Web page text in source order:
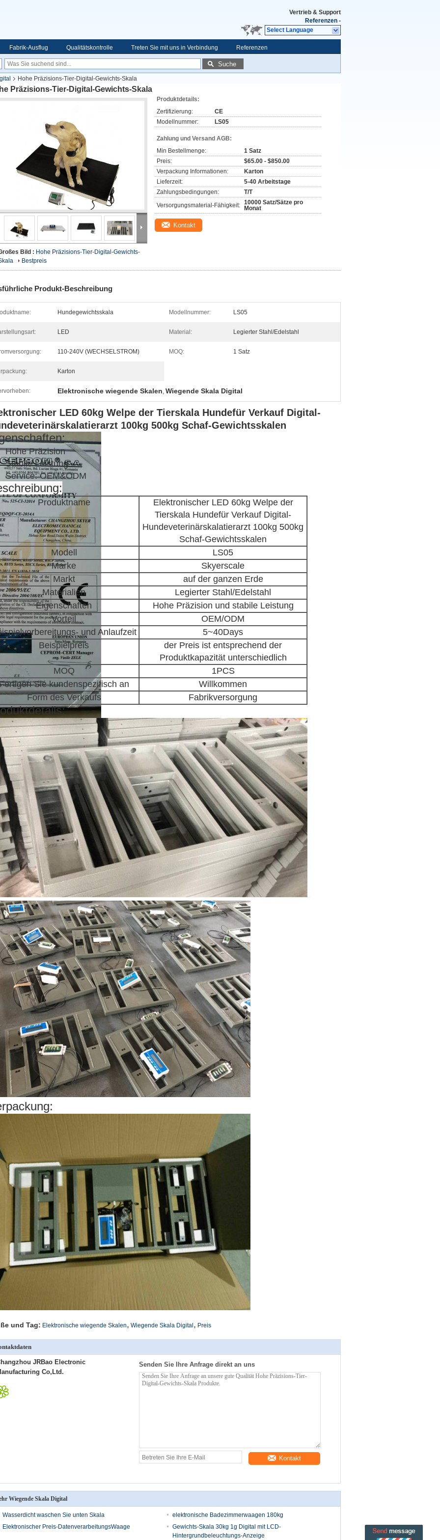
Vertrieb & Support
Referenzen -
Select Language
Fabrik-Ausflug Qualitätskontrolle Treten Sie mit uns in Verbindung Referenzen
Suche
Hohe Präzisions-Tier-Digital-Gewichts-Skala
Präzisions-Tier-Digital-Gewichts-Skala
Bild : Hohe Präzisions-Tier-Digital-Gewichts-
Bestpreis
Produktdetails:
Zertifizierung:
CE
Modellnummer:
LS05
Zahlung und Versand AGB:
Min Bestellmenge:
1 Satz
Preis:
$65.00 - $850.00
Verpackung Informationen:
Karton
Lieferzeit:
5-40 Arbeitstage
Zahlungsbedingungen:
T/T
Versorgungsmaterial-Fähigkeit: 10000 Satz/Sätze pro
Monat
Kontakt
Produkt-Beschreibung
Hundegewichtsskala Modellnummer: LS05
LED Material: Legierter Stahl/Edelstahl
110-240V (WECHSELSTROM) MOQ: 1 Satz
Karton
Elektronische wiegende Skalen, Wiegende Skala Digital
LED 60kg Welpe der Tierskala Hundefür Verkauf Digital-
100kg 500kg Schaf-Gewichtsskalen
Hohe Präzision
Stabile Leistung
Service: OEM&ODM
Produktname
Elektronischer LED 60kg Welpe der
Tierskala Hundefür Verkauf Digital-
Hundeveterinärskalatierarzt 100kg 500kg
Schaf-Gewichtsskalen
Modell
LS05
Marke
Skyerscale
Markt
auf der ganzen Erde
Materialien
Legierter Stahl/Edelstahl
Eigenschaften
Hohe Präzision und stabile Leistung
Vorteil
OEM/ODM
und Anlaufzeit
5~40Days
Beispielpreis
der Preis ist entsprechend der
Produktkapazität unterschiedlich
MOQ
1PCS
Sie kundenspezifisch an
Willkommen
Form des Verkaufs
Fabrikversorgung
und Tag: Elektronische wiegende Skalen, Wiegende Skala Digital , Preis
JRBao Electronic
Co,Ltd.
Senden Sie Ihre Anfrage direkt an uns
Kontakt
Wiegende Skala Digital
Wasserdicht waschen Sie unten Skala
elektronische Badezimmerwaagen 180kg
Elektronischer Preis-DatenverarbeitungsWaage
Gewichts-Skala 30kg 1g Digital mit LCD-
Hintergrundbeleuchtungs-Anzeige